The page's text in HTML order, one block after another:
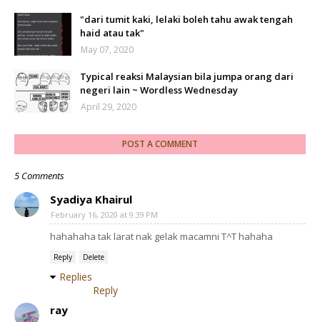
"dari tumit kaki, lelaki boleh tahu awak tengah
haid atau tak"
May 07, 2020
Typical reaksi Malaysian bila jumpa orang dari
negeri lain ~ Wordless Wednesday
April 29, 2020
POST A COMMENT
5 Comments
Syadiya Khairul
February 16, 2020 at 9:39 PM
hahahaha tak larat nak gelak macamni T^T hahaha
Reply Delete
Replies
Reply
ray